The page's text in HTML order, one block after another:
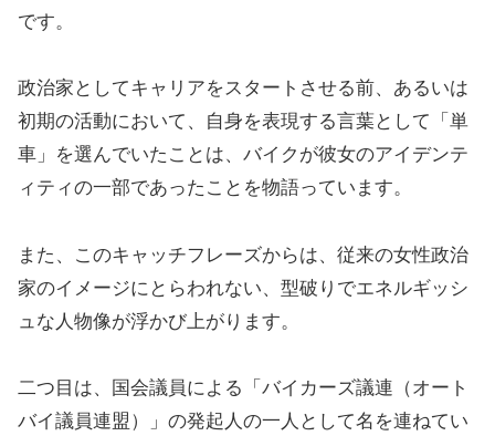
です。
政治家としてキャリアをスタートさせる前、あるいは
初期の活動において、自身を表現する言葉として「単
車」を選んでいたことは、バイクが彼女のアイデンテ
ィティの一部であったことを物語っています。
また、このキャッチフレーズからは、従来の女性政治
家のイメージにとらわれない、型破りでエネルギッシ
ュな人物像が浮かび上がります。
二つ目は、国会議員による「バイカーズ議連（オート
バイ議員連盟）」の発起人の一人として名を連ねてい